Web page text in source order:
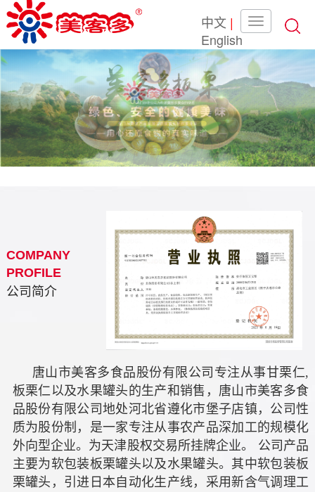
中文 |
English
COMPANY
PROFILE
公司简介
唐山市美客多食品股份有限公司专注从事甘栗仁,
板栗仁以及水果罐头的生产和销售，唐山市美客多食
品股份有限公司地处河北省遵化市堡子店镇，公司性
质为股份制，是一家专注从事农产品深加工的规模化
外向型企业。为天津股权交易所挂牌企业。 公司产品
主要为软包装板栗罐头以及水果罐头。其中软包装板
栗罐头，引进日本自动化生产线，采用新含气调理工